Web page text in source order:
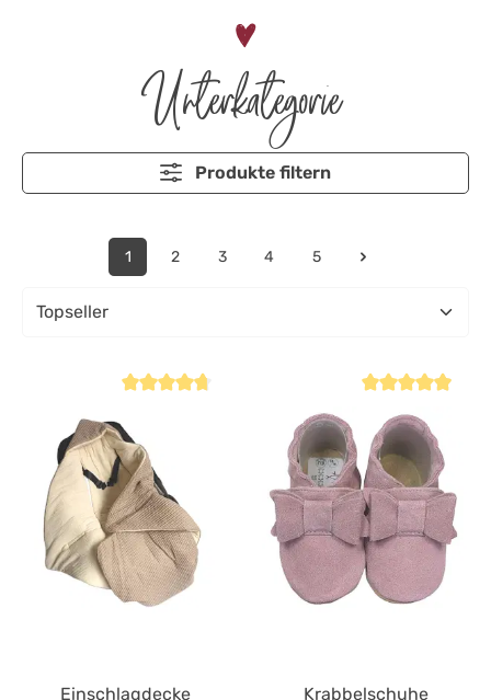
Unterkategorie
Produkte filtern
1 2 3 4 5
Einschlagdecke
Krabbelschuhe